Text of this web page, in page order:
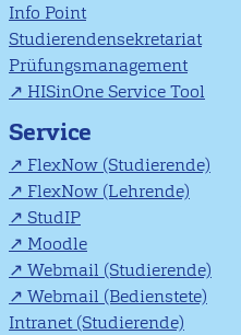
Info Point
Studierendensekretariat
Prüfungsmanagement
HISinOne Service Tool
Service
FlexNow (Studierende)
FlexNow (Lehrende)
StudIP
Moodle
Webmail (Studierende)
Webmail (Bedienstete)
Intranet (Studierende)